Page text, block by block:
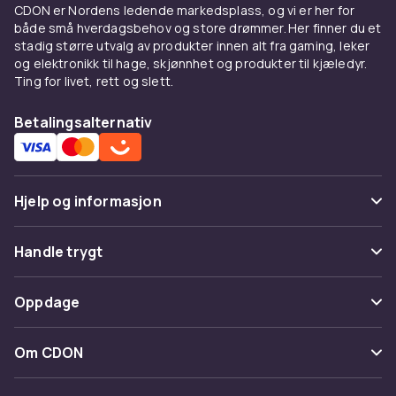
CDON er Nordens ledende markedsplass, og vi er her for
både små hverdagsbehov og store drømmer. Her finner du et
stadig større utvalg av produkter innen alt fra gaming, leker
og elektronikk til hage, skjønnhet og produkter til kjæledyr.
Ting for livet, rett og slett.
Betalingsalternativ
Hjelp og informasjon
Vanlige spørsmål
Spor pakke
Angre & returner her
Kontakt oss
Handle trygt
Betaling
Levering
Oppdage
Kategorier
Varemerker
Om CDON